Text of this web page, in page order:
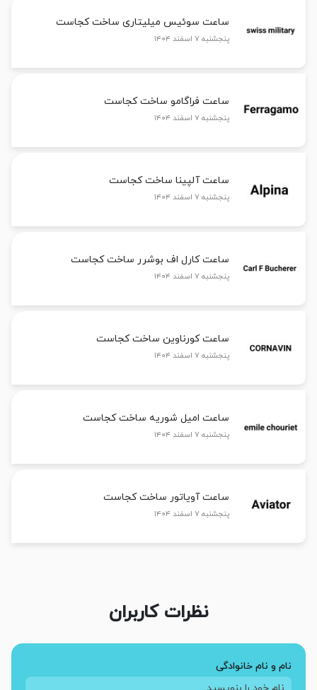
ساعت سوئیس میلیتاری ساخت کجاست
پنجشنبه ۷ اسفند ۱۴۰۴
ساعت فراگامو ساخت کجاست
پنجشنبه ۷ اسفند ۱۴۰۴
ساعت آلپینا ساخت کجاست
پنجشنبه ۷ اسفند ۱۴۰۴
ساعت کارل اف بوشرر ساخت کجاست
پنجشنبه ۷ اسفند ۱۴۰۴
ساعت کورناوین ساخت کجاست
پنجشنبه ۷ اسفند ۱۴۰۴
ساعت امیل شوریه ساخت کجاست
پنجشنبه ۷ اسفند ۱۴۰۴
ساعت آویاتور ساخت کجاست
پنجشنبه ۷ اسفند ۱۴۰۴
نظرات کاربران
نام و نام خانوادگی